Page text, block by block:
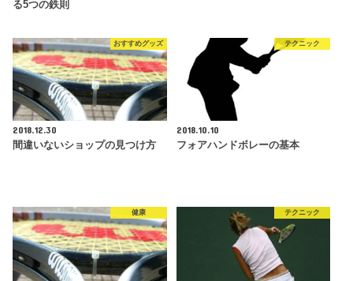
る5つの鉄則
おすすめグッズ
2018.12.30
間違いないショップの見つけ方
テクニック
2018.10.10
フォアハンドボレーの基本
健康 テクニック